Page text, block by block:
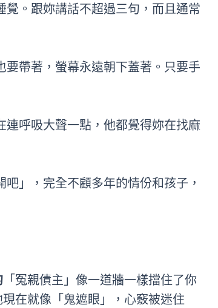
。跟妳講話不超過三句，而且通常
帶著，螢幕永遠朝下蓋著。只要手
連呼吸大聲一點，他都覺得妳在找麻
」，完全不顧多年的情份和孩子，
「冤親債主」像一道牆一樣擋住了你
在就像「鬼遮眼」，心竅被迷住